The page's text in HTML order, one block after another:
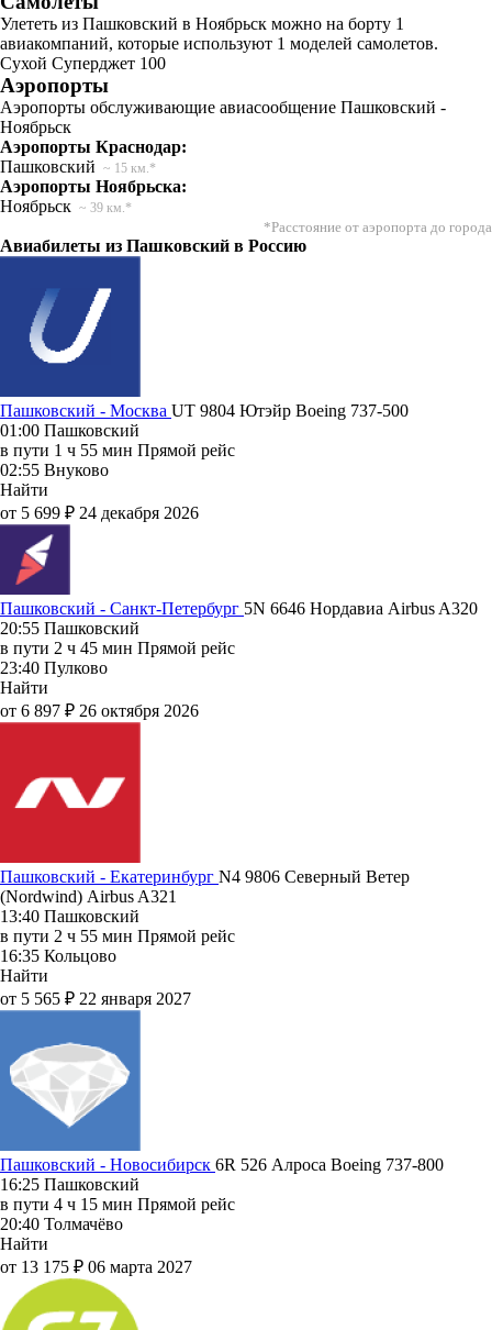
Улететь из Пашковский в Ноябрьск можно на борту 1
авиакомпаний, которые используют 1 моделей самолетов.
Сухой Суперджет 100
Аэропорты
Аэропорты обслуживающие авиасообщение Пашковский -
Ноябрьск
Аэропорты Краснодар:
Пашковский ~ 15 км.*
Аэропорты Ноябрьска:
Ноябрьск ~ 39 км.*
*Расстояние от аэропорта до города
Авиабилеты из Пашковский в Россию
Пашковский - Москва UT 9804 Ютэйр Boeing 737-500
01:00 Пашковский
в пути 1 ч 55 мин Прямой рейс
02:55 Внуково
Найти
от 5 699 ₽ 24 декабря 2026
Пашковский - Санкт-Петербург 5N 6646 Нордавиа Airbus A320
20:55 Пашковский
в пути 2 ч 45 мин Прямой рейс
23:40 Пулково
Найти
от 6 897 ₽ 26 октября 2026
Пашковский - Екатеринбург N4 9806 Северный Ветер
(Nordwind) Airbus A321
13:40 Пашковский
в пути 2 ч 55 мин Прямой рейс
16:35 Кольцово
Найти
от 5 565 ₽ 22 января 2027
Пашковский - Новосибирск 6R 526 Алроса Boeing 737-800
16:25 Пашковский
в пути 4 ч 15 мин Прямой рейс
20:40 Толмачёво
Найти
от 13 175 ₽ 06 марта 2027